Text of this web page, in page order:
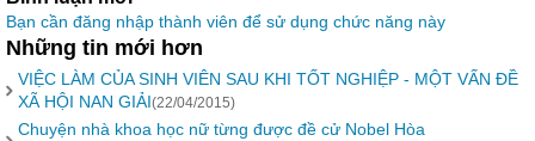
Bạn cần đăng nhập thành viên để sử dụng chức năng này
Những tin mới hơn
VIỆC LÀM CỦA SINH VIÊN SAU KHI TỐT NGHIỆP - MỘT VẤN ĐỀ
XÃ HỘI NAN GIẢI(22/04/2015)
Chuyện nhà khoa học nữ từng được đề cử Nobel Hòa